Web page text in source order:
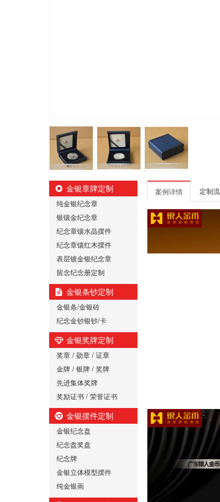
金银章牌定制
纯金银纪念章
银镶金纪念章
纪念章镶水晶摆件
纪念章镶红木摆件
表层镀金银纪念章
留念纪念册定制
金银条钞定制
金银条/金银砖
纪念金钞银钞/卡
金银奖牌定制
奖章 / 勋章 / 证章
金牌 / 银牌 / 奖牌
先进集体奖牌
奖励证书 / 荣誉证书
金银摆件定制
金银纪念盘
纪念盘奖盘
纪念牌
金银立体模型摆件
纯金银画
案例详情 定制